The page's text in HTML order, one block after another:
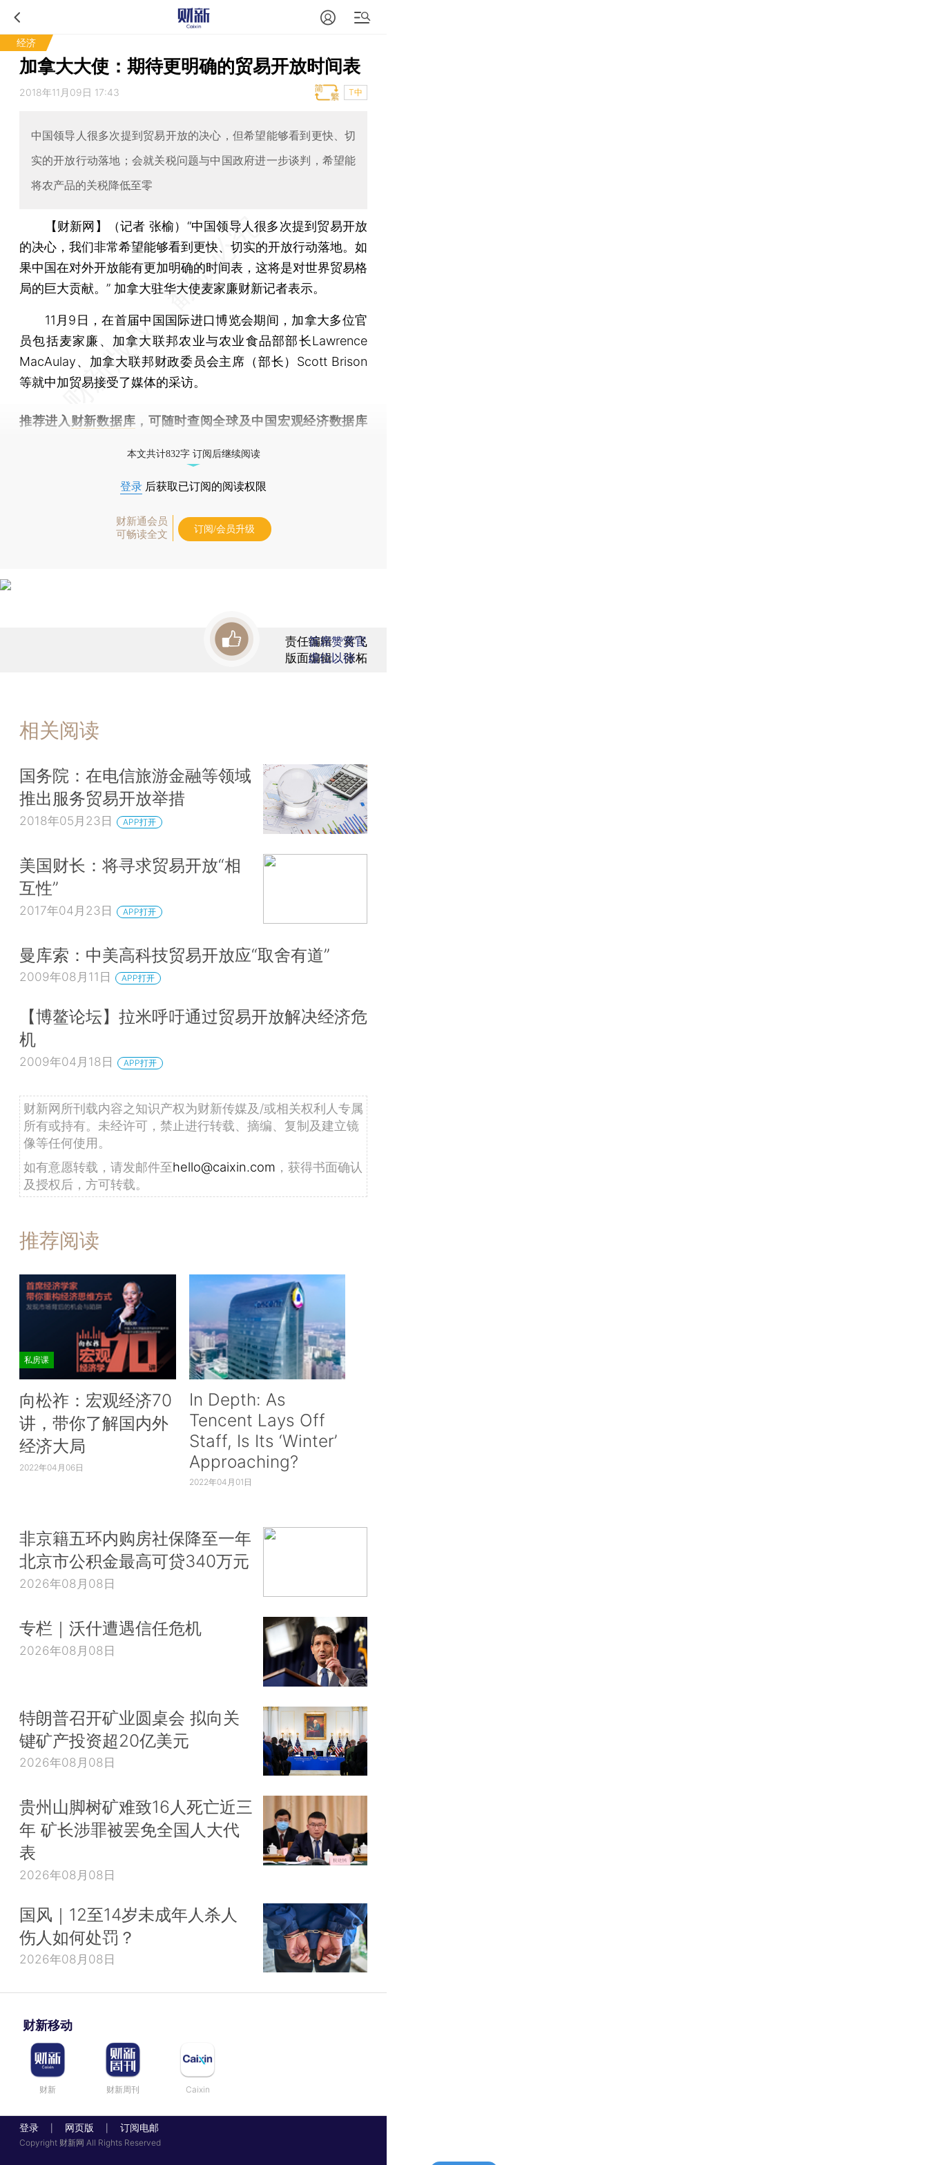
经济
加拿大大使：期待更明确的贸易开放时间表
2018年11月09日 17:43 T中
中国领导人很多次提到贸易开放的决心，但希望能够看到更快、切
实的开放行动落地；会就关税问题与中国政府进一步谈判，希望能
将农产品的关税降低至零
【财新网】（记者 张榆） “中国领导人很多次提到贸易开放
的决心，我们非常希望能够看到更快、切实的开放行动落地。如
果中国在对外开放能有更加明确的时间表，这将是对世界贸易格
局的巨大贡献。” 加拿大驻华大使麦家廉财新记者表示。
11月9日，在首届中国国际进口博览会期间，加拿大多位官
员包括麦家廉、加拿大联邦农业与农业食品部部长Lawrence
MacAulay、加拿大联邦财政委员会主席（部长）Scott Brison
等就中加贸易接受了媒体的采访。
推荐进入 财新数据库 ，可随时查阅全球及中国宏观经济数据库
本文共计832字 订阅后继续阅读
登录 后获取已订阅的阅读权限
财新通会员
可畅读全文
订阅/会员升级
责任编辑：蒋飞
版面编辑：张柘
首席赞赏官
虚位以待
相关阅读
国务院：在电信旅游金融等领域
推出服务贸易开放举措
2018年05月23日 APP打开
美国财长：将寻求贸易开放“相
互性”
2017年04月23日 APP打开
曼库索：中美高科技贸易开放应“取舍有道”
2009年08月11日 APP打开
【博鳌论坛】拉米呼吁通过贸易开放解决经济危
机
2009年04月18日 APP打开
财新网所刊载内容之知识产权为财新传媒及/或相关权利人专属
所有或持有。未经许可，禁止进行转载、摘编、复制及建立镜
像等任何使用。
如有意愿转载，请发邮件至hello@caixin.com ，获得书面确认
及授权后，方可转载。
推荐阅读
私房课
向松祚：宏观经济70
讲，带你了解国内外
经济大局
2022年04月06日
In Depth: As
Tencent Lays Off
Staff, Is Its ‘Winter’
Approaching?
2022年04月01日
非京籍五环内购房社保降至一年
北京市公积金最高可贷340万元
2026年08月08日
专栏｜沃什遭遇信任危机
2026年08月08日
特朗普召开矿业圆桌会 拟向关
键矿产投资超20亿美元
2026年08月08日
贵州山脚树矿难致16人死亡近三
年 矿长涉罪被罢免全国人大代
表
2026年08月08日
国风｜12至14岁未成年人杀人
伤人如何处罚？
2026年08月08日
财新移动
财新 财新周刊 Caixin
登录 网页版 订阅电邮
Copyright 财新网 All Rights Reserved